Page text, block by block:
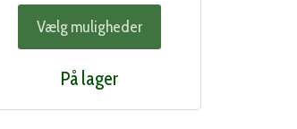
Vælg muligheder
Dette
varianter.
På lager